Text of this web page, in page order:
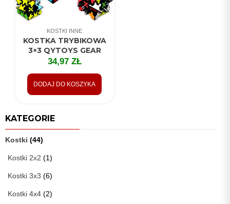
KOSTKI INNE
KOSTKA TRYBIKOWA
3×3 QYTOYS GEAR
34,97 ZŁ
DODAJ DO KOSZYKA
KATEGORIE
Kostki (44)
Kostki 2x2 (1)
Kostki 3x3 (6)
Kostki 4x4 (2)